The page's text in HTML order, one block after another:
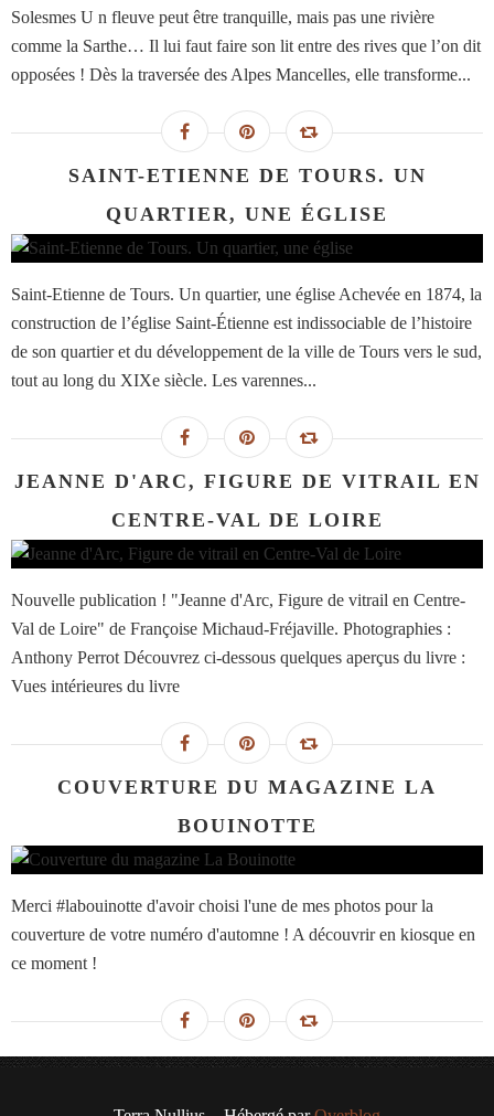
Solesmes U n fleuve peut être tranquille, mais pas une rivière
comme la Sarthe… Il lui faut faire son lit entre des rives que l’on dit
opposées ! Dès la traversée des Alpes Mancelles, elle transforme...
SAINT-ETIENNE DE TOURS. UN
QUARTIER, UNE ÉGLISE
Saint-Etienne de Tours. Un quartier, une église Achevée en 1874, la
construction de l’église Saint-Étienne est indissociable de l’histoire
de son quartier et du développement de la ville de Tours vers le sud,
tout au long du XIXe siècle. Les varennes...
JEANNE D'ARC, FIGURE DE VITRAIL EN
CENTRE-VAL DE LOIRE
Nouvelle publication ! "Jeanne d'Arc, Figure de vitrail en Centre-
Val de Loire" de Françoise Michaud-Fréjaville. Photographies :
Anthony Perrot Découvrez ci-dessous quelques aperçus du livre :
Vues intérieures du livre
COUVERTURE DU MAGAZINE LA
BOUINOTTE
Merci #labouinotte d'avoir choisi l'une de mes photos pour la
couverture de votre numéro d'automne ! A découvrir en kiosque en
ce moment !